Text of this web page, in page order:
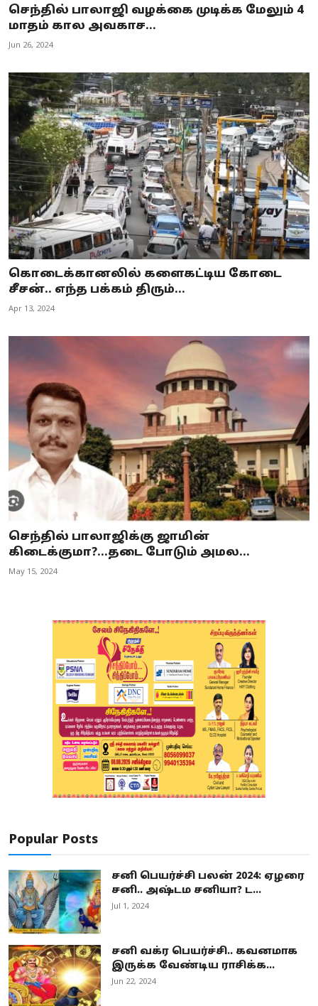
செந்தில் பாலாஜி வழக்கை முடிக்க மேலும் 4
மாதம் கால அவகாச...
Jun 26, 2024
கொடைக்கானலில் களைகட்டிய கோடை
சீசன்.. எந்த பக்கம் திரும்...
Apr 13, 2024
செந்தில் பாலாஜிக்கு ஜாமின்
கிடைக்குமா?...தடை போடும் அமல...
May 15, 2024
Popular Posts
சனி பெயர்ச்சி பலன் 2024: ஏழரை
சனி.. அஷ்டம சனியா? ட...
Jul 1, 2024
சனி வக்ர பெயர்ச்சி.. கவனமாக
இருக்க வேண்டிய ராசிக்க...
Jun 22, 2024